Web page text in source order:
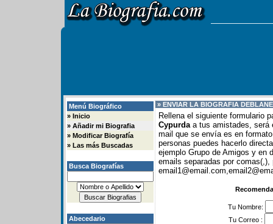
Menú Biográfico
» Inicio
» Añadir mi Biografia
» Modificar Biografía
» Las más Buscadas
Busca Biografías
Abecedario
» ENVIAR LA BIOGRAFIA DE
Rellena el siguiente formulario
Cypurdaa tus amistades, será
mail que se envía es en
personas puedes hacerlo
ejemplo Grupo de Amigos y en
emails separadas por comas(,),
Tu Nombre:
Tu Correo :